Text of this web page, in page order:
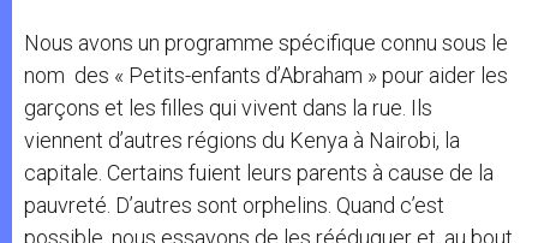
Nous avons un programme spécifique connu sous le
nom des « Petits-enfants d’Abraham » pour aider les
garçons et les filles qui vivent dans la rue. Ils
viennent d’autres régions du Kenya à Nairobi, la
capitale. Certains fuient leurs parents à cause de la
pauvreté. D’autres sont orphelins. Quand c’est
possible, nous essayons de les rééduquer et, au bout